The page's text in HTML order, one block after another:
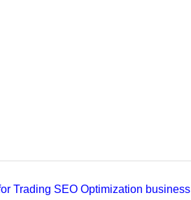
Trading SEO Optimization business